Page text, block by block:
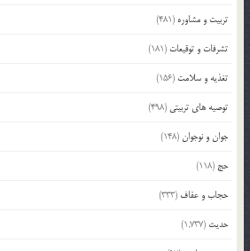
تربیت و مشاوره (481)
تشرفات و توقیعات (181)
تغذیه و سلامت (156)
توصیه های تربیتی (498)
جوان و نوجوان(148)
حج (118)
حجاب و عفاف (333)
حدیث (1,737)